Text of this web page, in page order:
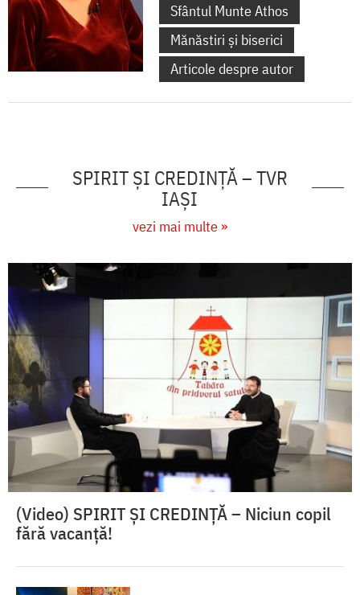
Sfântul Munte Athos
Mănăstiri și biserici
Articole despre autor
SPIRIT ȘI CREDINȚĂ – TVR
IAȘI
vezi mai multe »
(Video) SPIRIT ŞI CREDINŢĂ – Niciun copil
fără vacanţă!